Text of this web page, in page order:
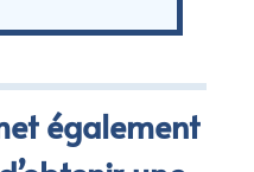
également